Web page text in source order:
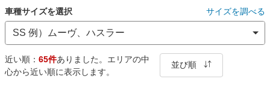
車種サイズを選択 サイズを調べる
近い順： 65件ありました。エリアの中
心から近い順に表示します。
並び順